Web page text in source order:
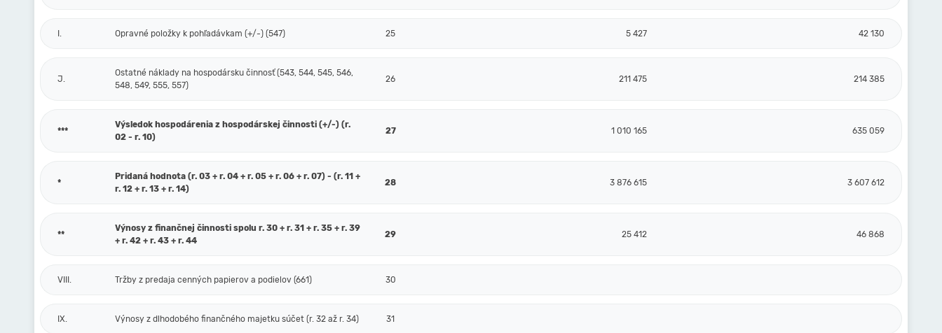
I. Opravné položky k pohľadávkam (+/-) (547) 25 5 427 42 130
J.
Ostatné náklady na hospodársku činnosť (543, 544, 545, 546,
548, 549, 555, 557)
26 211 475 214 385
***
Výsledok hospodárenia z hospodárskej činnosti (+/-) (r.
02 - r. 10)
27 1 010 165 635 059
*
Pridaná hodnota (r. 03 + r. 04 + r. 05 + r. 06 + r. 07) - (r. 11 +
r. 12 + r. 13 + r. 14)
28 3 876 615 3 607 612
**
Výnosy z finančnej činnosti spolu r. 30 + r. 31 + r. 35 + r. 39
+ r. 42 + r. 43 + r. 44
29 25 412 46 868
VIII. Tržby z predaja cenných papierov a podielov (661) 30
IX. Výnosy z dlhodobého finančného majetku súčet (r. 32 až r. 34) 31